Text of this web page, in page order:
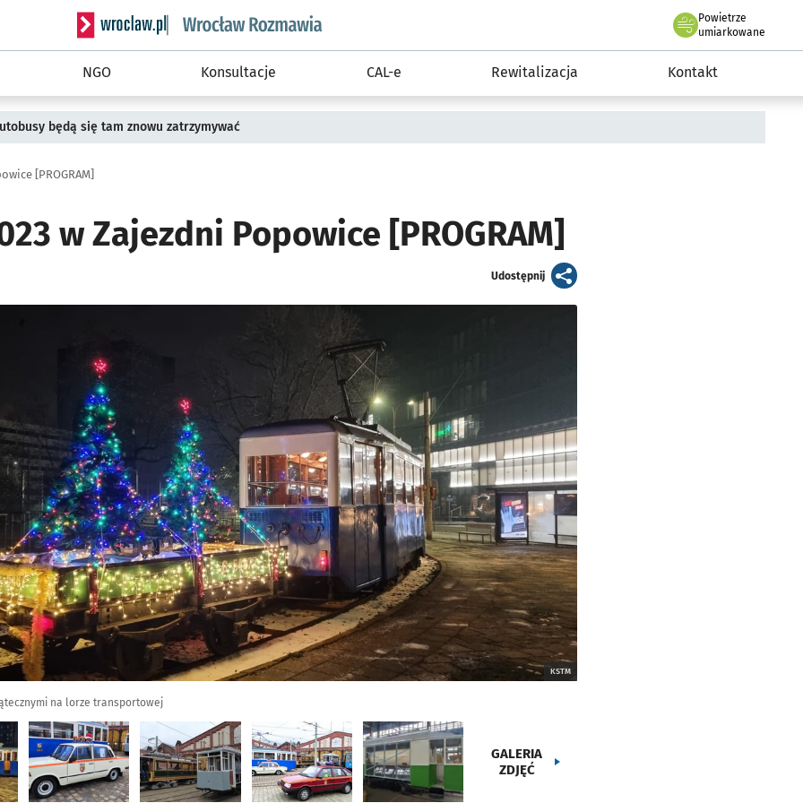
Serwis informacyjny wroclaw.pl podserwis: Rozmawia
Powietrze
we Wrocławiu
umiarkowane
NGO Konsultacje CAL-e Rewitalizacja Kontakt
będą się tam znowu zatrzymywać
[PROGRAM]
w Zajezdni Popowice [PROGRAM]
Udostępnijartykuł
KSTM
na lorze transportowej
GALERIA
ZDJĘĆ